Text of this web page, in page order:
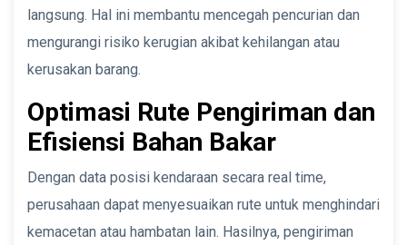
langsung. Hal ini membantu mencegah pencurian dan
mengurangi risiko kerugian akibat kehilangan atau
kerusakan barang.
Optimasi Rute Pengiriman dan
Efisiensi Bahan Bakar
Dengan data posisi kendaraan secara real time,
perusahaan dapat menyesuaikan rute untuk menghindari
kemacetan atau hambatan lain. Hasilnya, pengiriman